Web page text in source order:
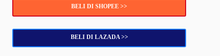
BELI DI SHOPEE >>
BELI DI LAZADA >>